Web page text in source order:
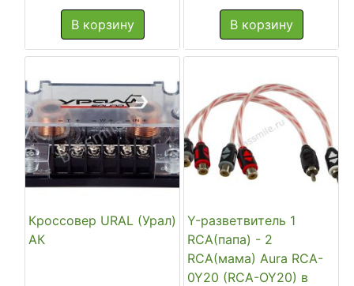
В корзину В корзину
Кроссовер URAL (Урал)
АК
Y-разветвитель 1
RCA(папа) - 2
RCA(мама) Aura RCA-
0Y20 (RCA-OY20) в